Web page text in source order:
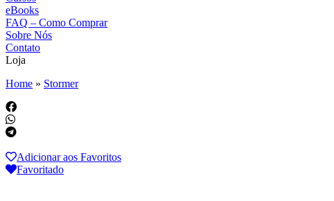
eBooks
FAQ – Como Comprar
Sobre Nós
Contato
Loja
Home » Stormer
Adicionar aos Favoritos
Favoritado